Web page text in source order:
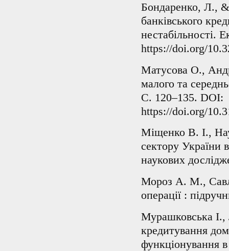
Бондаренко, Л.,
банківського
нестабільності.
https://doi.org/
Матусова О.,
малого та
С. 120–135. DOI:
https://doi.org/
Міщенко В. І.,
сектору України
наукових
Мороз А. М.,
операції :
Мурашковська І.,
кредитування
функціонування